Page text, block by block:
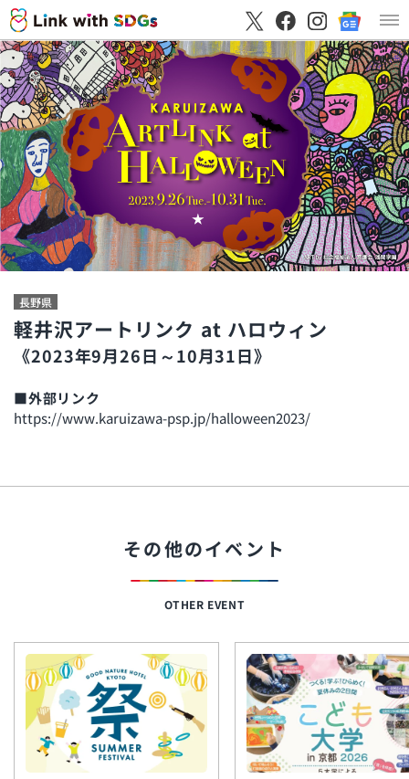
長野県
軽井沢アートリンク at ハロウィン
《2023年9月26日～10月31日》
■外部リンク
https://www.karuizawa-psp.jp/halloween2023/
その他のイベント
OTHER EVENT